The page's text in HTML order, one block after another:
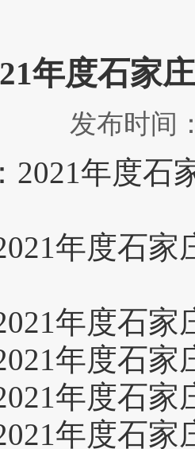
年度石家
发布时间
2021年度石
年度石家
年度石家
年度石家
年度石家
年度石家